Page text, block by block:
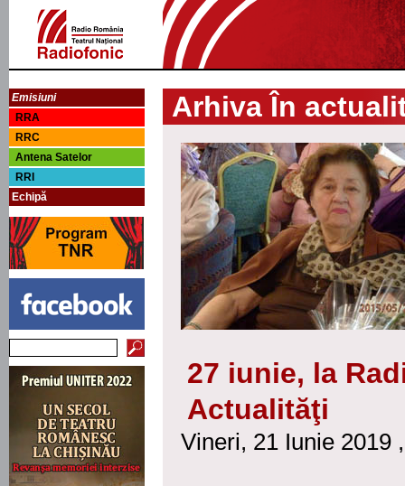
Emisiuni
RRA
RRC
Antena Satelor
RRI
Echipă
Arhiva În
27 iunie, la
Actualităţi
Vineri, 21 Iunie 2019